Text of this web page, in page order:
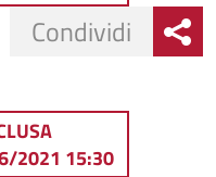
Condividi
2021 15:30